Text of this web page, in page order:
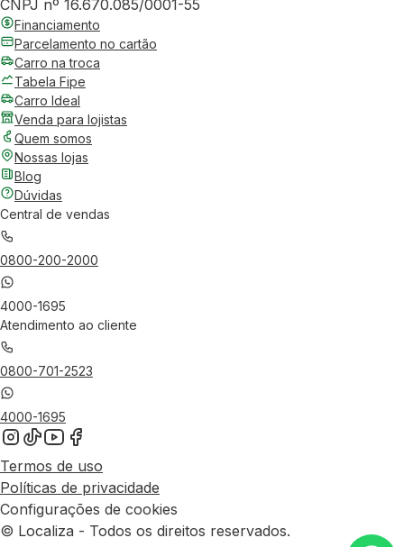
CNPJ nº 16.670.085/0001-55
Financiamento
Parcelamento no cartão
Carro na troca
Tabela Fipe
Carro Ideal
Venda para lojistas
Quem somos
Nossas lojas
Blog
Dúvidas
Central de vendas
0800-200-2000
4000-1695
Atendimento ao cliente
0800-701-2523
4000-1695
Termos de uso
Políticas de privacidade
Configurações de cookies
© Localiza - Todos os direitos reservados.